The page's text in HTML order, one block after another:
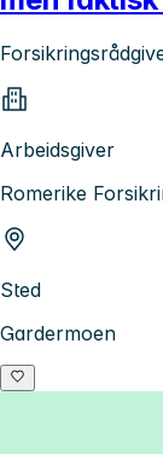
Arbeidsgiver
Romerike
Sted
Gardermoen